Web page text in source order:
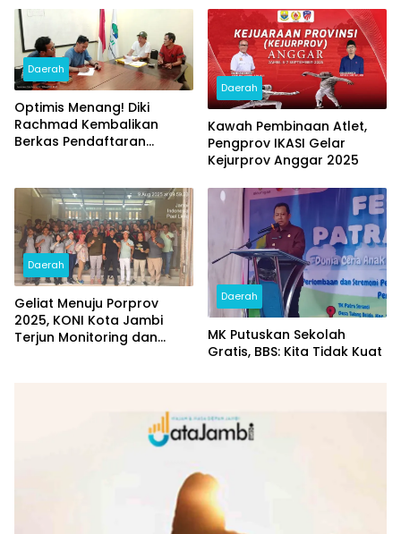
Daerah
Optimis Menang! Diki
Rachmad Kembalikan
Berkas Pendaftaran
Daerah
Kawah Pembinaan Atlet,
Pengprov IKASI Gelar
Kejurprov Anggar 2025
Daerah
Geliat Menuju Porprov
2025, KONI Kota Jambi
Terjun Monitoring dan
Daerah
MK Putuskan Sekolah
Gratis, BBS: Kita Tidak Kuat